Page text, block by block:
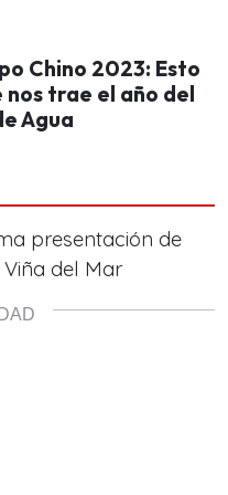
Chino 2023: Esto
nos trae el año del
Agua
presentación de
del Mar